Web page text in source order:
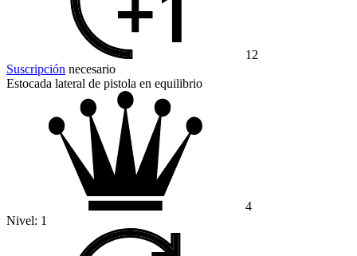
12
Suscripción necesario
Estocada lateral de pistola en equilibrio
4
Nivel: 1